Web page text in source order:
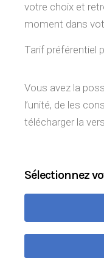
votre choix et
moment dans
Tarif préférentiel
Vous avez la
l’unité, de les
télécharger la
Sélectionnez